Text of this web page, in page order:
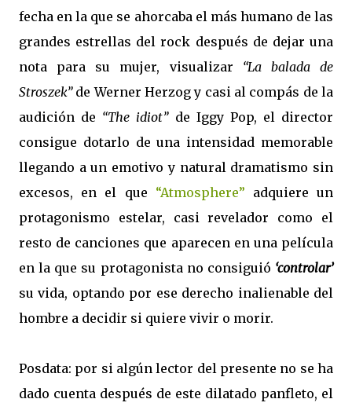
fecha en la que se ahorcaba el más humano de las
grandes estrellas del rock después de dejar una
nota para su mujer, visualizar “La balada de
Stroszek” de Werner Herzog y casi al compás de la
audición de “The idiot” de Iggy Pop, el director
consigue dotarlo de una intensidad memorable
llegando a un emotivo y natural dramatismo sin
excesos, en el que “Atmosphere” adquiere un
protagonismo estelar, casi revelador como el
resto de canciones que aparecen en una película
en la que su protagonista no consiguió ‘controlar’
su vida, optando por ese derecho inalienable del
hombre a decidir si quiere vivir o morir.
Posdata: por si algún lector del presente no se ha
dado cuenta después de este dilatado panfleto, el